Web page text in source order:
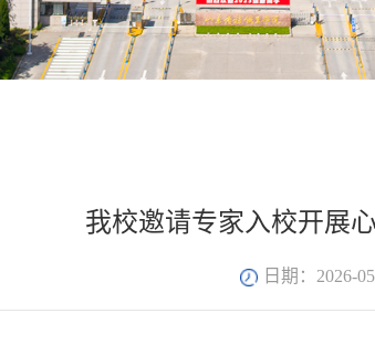
我校邀请专家入校开展
日期：2026-